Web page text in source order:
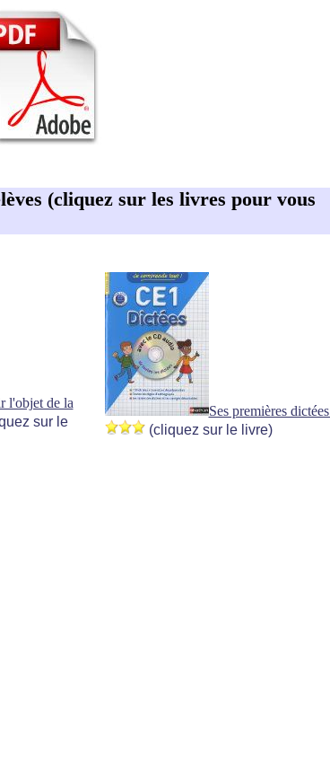
(cliquez sur les livres pour vous
l'objet de la
sur le
Ses premières dictées
(cliquez sur le livre)